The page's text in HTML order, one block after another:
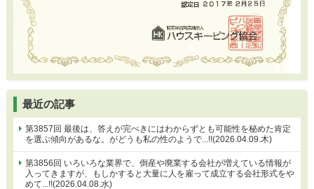
最近の記事
第3857回 最後は、答えが完ぺきにはわからずとも可能性を秘めた肯定
を選ぶ傾向があるな。がどうも私の性のようで...!!(2026.04.09.木)
第3856回 いろいろな業界で、倒産や廃業する会社が増えている情報が
入ってきますが、もしかすると大量に人を雇って成立する会社形式をや
めて...!!(2026.04.08.水)